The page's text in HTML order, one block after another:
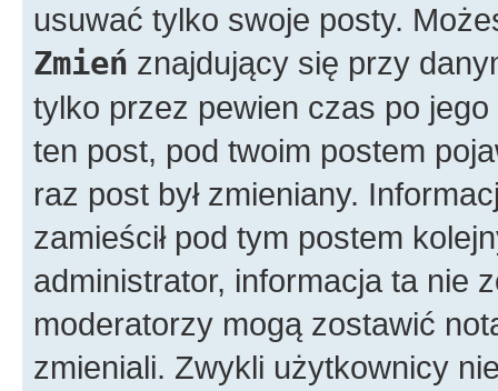
usuwać tylko swoje posty.
Zmień znajdujący się przy
tylko przez pewien czas po
ten post, pod twoim postem
raz post był zmieniany.
zamieścił pod tym postem
administrator, informacja ta nie
moderatorzy mogą zostawić
zmieniali. Zwykli użytkownicy